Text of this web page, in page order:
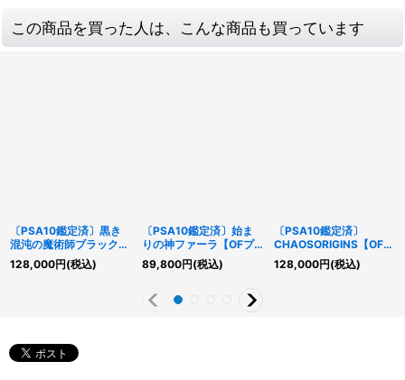
この商品を買った人は、こんな商品も買っています
〔PSA10鑑定済〕黒き
混沌の魔術師ブラックカ
オス【OFプリズマティ
ックシークレット】
128,000円(税込)
〔PSA10鑑定済〕始ま
りの神ファーラ【OFプ
リズマティックシークレ
ット】{CORI-JP022}
89,800円(税込)
〔PSA10鑑定済〕
CHAOSORIGINS【OFウ
ルトラ】{CORI-JPS15}
《トークン》
128,000円(税込)